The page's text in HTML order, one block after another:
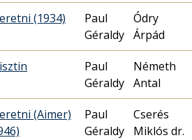
(1934)
Paul
Géraldy
Ódry
Árpád
Paul
Géraldy
Németh
Antal
(Aimer)
Paul
Géraldy
Cserés
Miklós dr.